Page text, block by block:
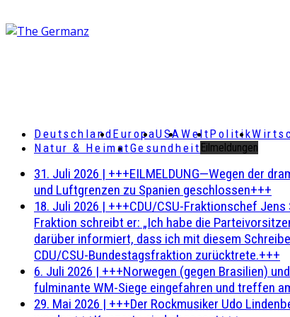
DeutschlandEuropaUSAWeltPolitik
Natur & HeimatGesundheit Eilmeldungen
31. Juli 2026 | +++EILMELDUNG—Wegen der
und Luftgrenzen zu Spanien geschlossen+++
18. Juli 2026 | +++CDU/CSU-Fraktionschef
Fraktion schreibt er: „Ich habe die
darüber informiert, dass ich mit diesem
CDU/CSU-Bundestagsfraktion zurücktrete.+++
6. Juli 2026 | +++Norwegen (gegen Brasilien)
fulminante WM-Siege eingefahren und treffen
29. Mai 2026 | +++Der Rockmusiker Udo